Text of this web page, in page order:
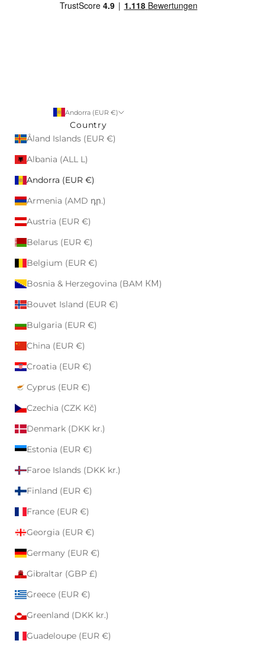
Andorra (EUR €)
Country
Åland Islands (EUR €)
Albania (ALL L)
Andorra (EUR €)
Armenia (AMD դր.)
Austria (EUR €)
Belarus (EUR €)
Belgium (EUR €)
Bosnia & Herzegovina (BAM КМ)
Bouvet Island (EUR €)
Bulgaria (EUR €)
China (EUR €)
Croatia (EUR €)
Cyprus (EUR €)
Czechia (CZK Kč)
Denmark (DKK kr.)
Estonia (EUR €)
Faroe Islands (DKK kr.)
Finland (EUR €)
France (EUR €)
Georgia (EUR €)
Germany (EUR €)
Gibraltar (GBP £)
Greece (EUR €)
Greenland (DKK kr.)
Guadeloupe (EUR €)